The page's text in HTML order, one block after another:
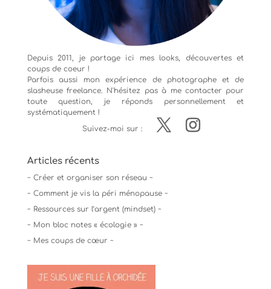
Depuis 2011, je partage ici mes looks, découvertes et
coups de coeur !
Parfois aussi mon expérience de photographeet de
slasheuse freelance. N'hésitez pas à me contacter pour
toute question, je réponds personnellement et
systématiquement !
Suivez-moi sur :
Articles récents
~ Créer et organiser son réseau ~
~ Comment je vis la péri ménopause ~
~ Ressources sur l’argent (mindset) ~
~ Mon bloc notes « écologie » ~
~ Mes coups de cœur ~